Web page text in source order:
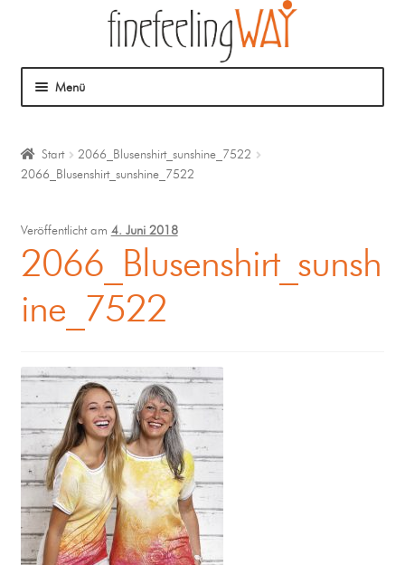
Menü
Mein Angebot
Coaching
Klangmassage
Start
2066_Blusenshirt_sunshine_7522
2066_Blusenshirt_sunshine_7522
Veröffentlicht am 4. Juni 2018
2066_Blusenshirt_sunsh
ine_7522